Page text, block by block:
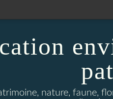
nature, faune,